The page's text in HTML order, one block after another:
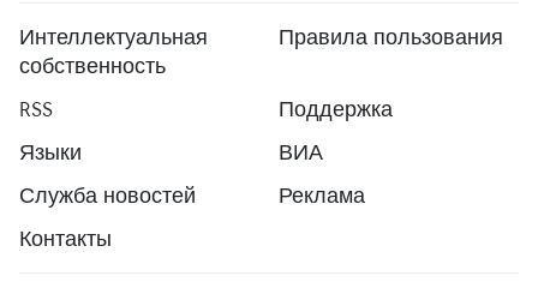
Интеллектуальная
собственность
Правила пользования
RSS
Поддержка
Языки
ВИА
Служба новостей
Реклама
Контакты